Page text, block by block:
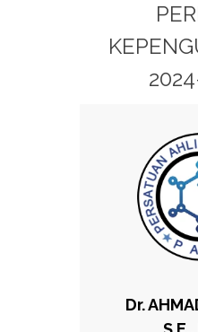
Dr.